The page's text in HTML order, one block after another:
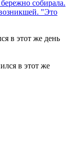
собирала.
"Это
в этот же день
в этот же